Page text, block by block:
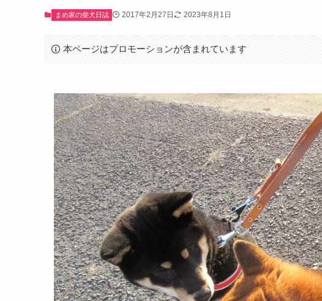
まめ家の柴犬日誌 2017年2月27日 2023年8月1日
本ページはプロモーションが含まれています